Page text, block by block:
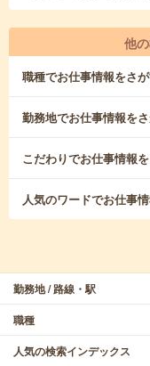
他
職種でお仕事情報をさ
勤務地でお仕事情報を
こだわりでお仕事情報
人気のワードでお仕事
勤務地 / 路線・駅
職種
人気の検索インデックス